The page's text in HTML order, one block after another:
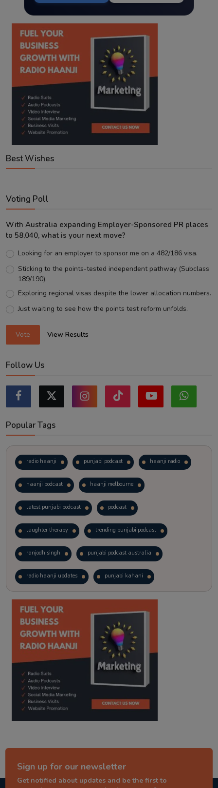
Best Wishes
Voting Poll
With Australia expanding Employer-Sponsored PR places
to 58,040, what is your next move?
Looking for an employer to sponsor me on a 482/186 visa.
Sticking to the points-tested independent pathway (Subclass
189/190).
Exploring regional visas despite the lower allocation numbers.
Just waiting to see how the points test reform unfolds.
Vote View Results
Follow Us
Popular Tags
radio haanji punjabi podcast haanji radio
haanji podcast haanji melbourne
latest punjabi podcast podcast
laughter therapy trending punjabi podcast
ranjodh singh punjabi podcast australia
radio haanji updates punjabi kahani
kitaab kahani punjabi story
Sign up for our newsletter
Get notified about updates and be the first to